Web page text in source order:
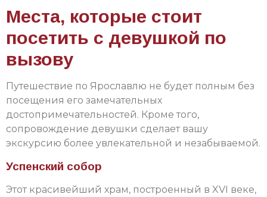
Места, которые стоит
посетить с девушкой по
вызову
Путешествие по Ярославлю не будет полным без
посещения его замечательных
достопримечательностей. Кроме того,
сопровождение девушки сделает вашу
экскурсию более увлекательной и незабываемой.
Успенский собор
Этот красивейший храм, построенный в XVI веке,